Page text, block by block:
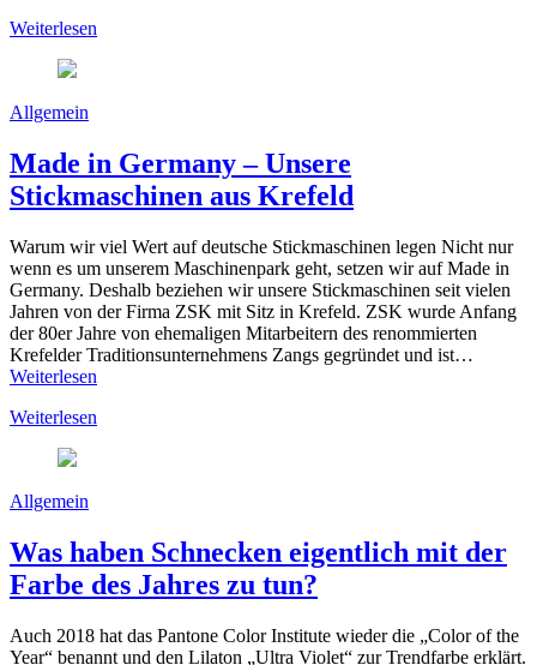
Weiterlesen
Allgemein
Made in Germany – Unsere
Stickmaschinen aus Krefeld
Warum wir viel Wert auf deutsche Stickmaschinen legen Nicht nur
wenn es um unserem Maschinenpark geht, setzen wir auf Made in
Germany. Deshalb beziehen wir unsere Stickmaschinen seit vielen
Jahren von der Firma ZSK mit Sitz in Krefeld. ZSK wurde Anfang
der 80er Jahre von ehemaligen Mitarbeitern des renommierten
Krefelder Traditionsunternehmens Zangs gegründet und ist…
Weiterlesen
Weiterlesen
Allgemein
Was haben Schnecken eigentlich mit der
Farbe des Jahres zu tun?
Auch 2018 hat das Pantone Color Institute wieder die „Color of the
Year“ benannt und den Lilaton „Ultra Violet“ zur Trendfarbe erklärt.